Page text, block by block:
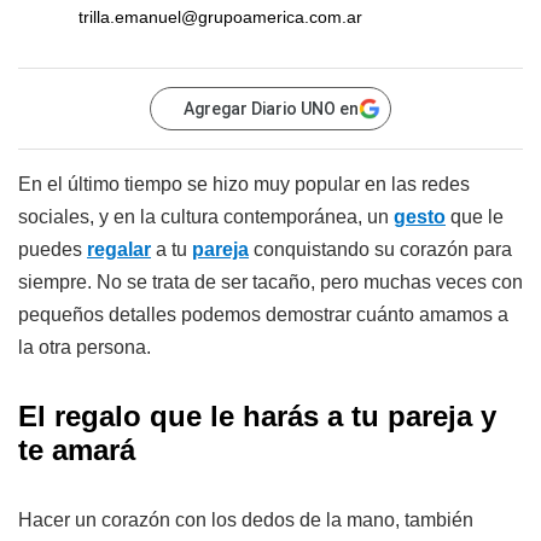
trilla.emanuel@grupoamerica.com.ar
Agregar Diario UNO en
En el último tiempo se hizo muy popular en las redes
sociales, y en la cultura contemporánea, un gesto que le
puedes regalar a tu pareja conquistando su corazón para
siempre. No se trata de ser tacaño, pero muchas veces con
pequeños detalles podemos demostrar cuánto amamos a
la otra persona.
El regalo que le harás a tu pareja y
te amará
Hacer un corazón con los dedos de la mano, también